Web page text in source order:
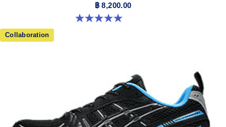
฿ 8,200.00
5.0 จาก 5 ดาว 3 รีวิว
Collaboration